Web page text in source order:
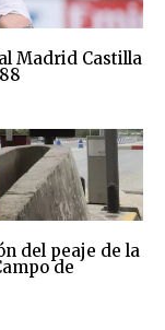
Madrid Castilla
del peaje de la
de